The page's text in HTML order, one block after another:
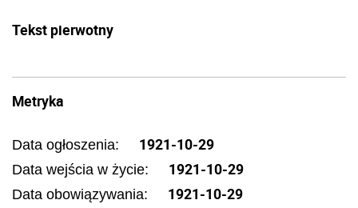
Tekst pierwotny
Metryka
Data ogłoszenia: 1921-10-29
Data wejścia w życie: 1921-10-29
Data obowiązywania: 1921-10-29